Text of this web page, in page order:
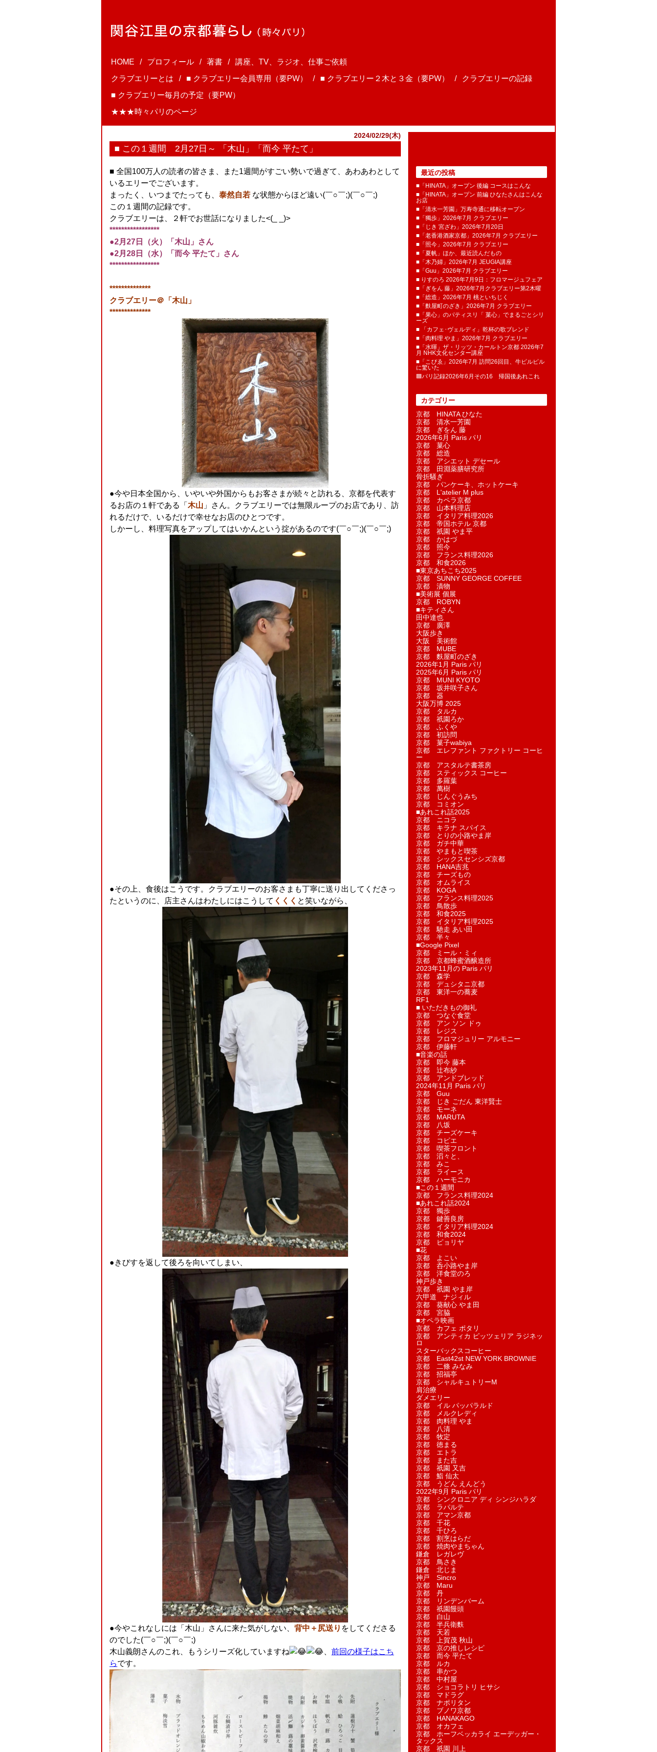
HOME プロフィール 著書
講座、TV、ラジオ、仕事ご依頼
クラブエリーとは
■ クラブエリー会員専用（要PW） ■ クラブエリー２木と３金（要PW）
クラブエリーの記録
■ クラブエリー毎月の予定（要PW）
★★★時々パリのページ
2024/02/29(木)
■ この１週間 2月27日～ 「木山」「而今 平たて」
■ 全国100万人の読者の皆さま、また1週間がすごい勢いで過ぎて、あわあわとして
いるエリーでございます。
まったく、いつまでたっても、 泰然自若 な状態からほど遠い(￣○￣;)(￣○￣;)
この１週間の記録です。
クラブエリーは、２軒でお世話になりました<(_ _)>
*****************
●2月27日（火）「木山」さん
●2月28日（水）「而今 平たて」さん
*****************
**************
クラブエリー＠「木山」
**************
●今や日本全国から、いやいや外国からもお客さまが続々と訪れる、京都を代表す
るお店の１軒である「 木山 」さん。クラブエリーでは無限ループのお店であり、訪
れるだけで、いるだけで幸せなお店のひとつです。
しかーし、料理写真をアップしてはいかんという掟があるのです(￣○￣;)(￣○￣;)
●その上、食後はこうです。クラブエリーのお客さまも丁寧に送り出してくださっ
たというのに、店主さんはわたしにはこうして くくく と笑いながら、
●きびすを返して後ろを向いてしまい、
●今やこれなしには「木山」さんに来た気がしない、 背中＋尻送り をしてくださる
のでした(￣○￣;)(￣○￣;)
木山義朗さんのこれ、もうシリーズ化していますね
前回の様子はこち
らです。
最近の投稿
■「HINATA」オープン 後編 コースはこんな
■「HINATA」オープン 前編 ひなたさんはこんな
お店
■「清水一芳園」万寿寺通に移転オープン
■「獨歩」2026年7月 クラブエリー
■「じき 宮ざわ」2026年7月20日
■「老香港酒家京都」2026年7月 クラブエリー
■「照今」2026年7月 クラブエリー
■「夏帆」ほか、最近読んだもの
■「木乃婦」2026年7月 JEUGIA講座
■「Guu」2026年7月 クラブエリー
■ りすのろ 2026年7月9日：フロマージュフェア
■「ぎをん 藤」2026年7月クラブエリー第2木曜
■「総造」2026年7月 桃といちじく
■「麩屋町のざき」2026年7月 クラブエリー
■「果心」のパティスリ「 菓​心」でまるごとシリ
ーズ
■ 「カフェ･ヴェルディ」乾杯の歌ブレンド
■「肉料理 やま」2026年7月 クラブエリー
■「水暉」ザ・リッツ・カールトン京都 2026年7
月 NHK文化センター講座
■「こぴゑ」2026年7月 訪問26回目、牛ピルピル
に驚いた
🟦パリ記録2026年6月その16 帰国後あれこれ
カテゴリー
京都 HINATA ひなた
京都 清水一芳園
京都 ぎをん 藤
2026年6月 Paris パリ
京都 菓​心
京都 総造
京都 アシエット デセール
京都 田淵薬膳研究所
骨折騒ぎ
京都 パンケーキ、ホットケーキ
京都 L'atelier M plus
京都 カペラ京都
京都 山本料理店
京都 イタリア料理2026
京都 帝国ホテル 京都
京都 祇園 やま平
京都 かはづ
京都 照今
京都 フランス料理2026
京都 和食2026
■東京あちこち2025
京都 SUNNY GEORGE COFFEE
京都 漬物
■美術展 個展
京都 ROBYN
■キティさん
田中達也
京都 廣澤
大阪歩き
大阪 美術館
京都 MUBE
京都 麩屋町のざき
2026年1月 Paris パリ
2025年6月 Paris パリ
京都 MUNI KYOTO
京都 坂井咲子さん
京都 器
大阪万博 2025
京都 タルカ
京都 祇園ろか
京都 ふくや
京都 初訪問
京都 菓子wabiya
京都 エレファント ファクトリー コーヒ
ー
京都 アスタルテ書茶房
京都 スティックス コーヒー
京都 多羅葉
京都 萬樹
京都 じんぐうみち
京都 コミオン
■あれこれ話2025
京都 ニコラ
京都 キラナ スパイス
京都 とりの小路やま岸
京都 ガチ中華
京都 やまもと喫茶
京都 シックスセンシズ京都
京都 HANA吉兆
京都 チーズもの
京都 オムライス
京都 KOGA
京都 フランス料理2025
京都 鳥散歩
京都 和食2025
京都 イタリア料理2025
京都 馳走 あい田
京都 半々
■Google Pixel
京都 ミール・ミィ
京都 京都蜂蜜酒醸造所
2023年11月の Paris パリ
京都 森学
京都 デュシタニ京都
京都 東洋一の蕎麦
RF1
■ いただきもの御礼
京都 つなぐ食堂
京都 アン ソン ドゥ
京都 レジス
京都 フロマジュリー アルモニー
京都 伊藤軒
■音楽の話
京都 即今 藤本
京都 辻布紗
京都 アンドブレッド
2024年11月 Paris パリ
京都 Guu
京都 じき ごだん 東洋賢士
京都 モーネ
京都 MARUTA
京都 八坂
京都 チーズケーキ
京都 コピエ
京都 喫茶フロント
京都 滔々と、
京都 みこ
京都 ライース
京都 ハーモニカ
■この１週間
京都 フランス料理2024
■あれこれ話2024
京都 獨歩
京都 鍵善良房
京都 イタリア料理2024
京都 和食2024
京都 ピョリヤ
■花
京都 よこい
京都 呑小路やま岸
京都 洋食堂のろ
神戸歩き
京都 祇園 やま岸
六甲道 ナジィル
京都 葵献心 やま田
京都 宮脇
■オペラ映画
京都 カフェ ポタリ
京都 アンティカ ピッツェリア ラジネッ
ロ
スターバックスコーヒー
京都 East42st NEW YORK BROWNIE
京都 二條 みなみ
京都 招福亭
京都 シャルキュトリーM
肩治療
ダメエリー
京都 イル パッパラルド
京都 メルクレディ
京都 肉料理 やま
京都 八清
京都 牧定
京都 徳まる
京都 エトラ
京都 また吉
京都 祇園 又吉
京都 鮨 仙太
京都 うどん えんどう
2022年9月 Paris パリ
京都 シンクロニア ディ シンジハラダ
京都 ラパルテ
京都 アマン京都
京都 千花
京都 千ひろ
京都 割烹はらだ
京都 焼肉やまちゃん
鎌倉 レガレヴ
京都 鳥さき
鎌倉 北じま
神戸 Sincro
京都 Maru
京都 丹
京都 リンデンバーム
京都 祇園饅頭
京都 白山
京都 半兵衛麩
京都 天若
京都 上賀茂 秋山
京都 京の推しレシピ
京都 而今 平たて
京都 ルカ
京都 串かつ
京都 中村屋
京都 ショコラトリ ヒサシ
京都 マドラグ
京都 ナポリタン
京都 ブノワ京都
京都 HANAKAGO
京都 オカフェ
京都 ホーフベッカライ エーデッガー・
タックス
京都 祇園 川上